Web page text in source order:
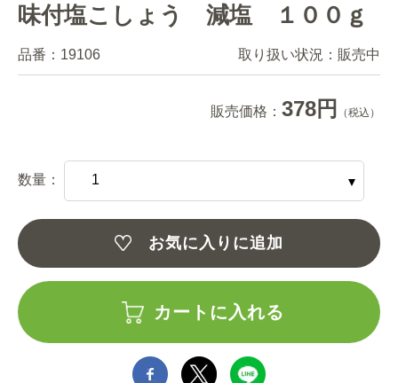
味付塩こしょう 減塩 １００ｇ
品番： 19106 取り扱い状況： 販売中
販売価格： 378円 （税込）
数量：
お気に入りに追加
カートに入れる